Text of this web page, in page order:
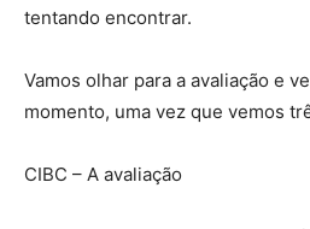
tentando encontrar.
Vamos olhar para a avaliação e
momento, uma vez que vemos
CIBC – A avaliação